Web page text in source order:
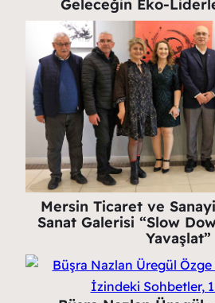
Geleceğin Eko-
Mersin Ticaret ve Sanayi
Sanat Galerisi “Slow
Yavaşlat”